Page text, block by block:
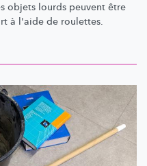
objets lourds peuvent être
à l'aide de roulettes.